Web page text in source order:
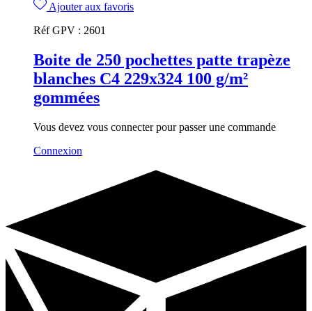
Ajouter aux favoris
Réf GPV : 2601
Boite de 250 pochettes patte trapèze
blanches C4 229x324 100 g/m²
gommées
Vous devez vous connecter pour passer une commande
Connexion